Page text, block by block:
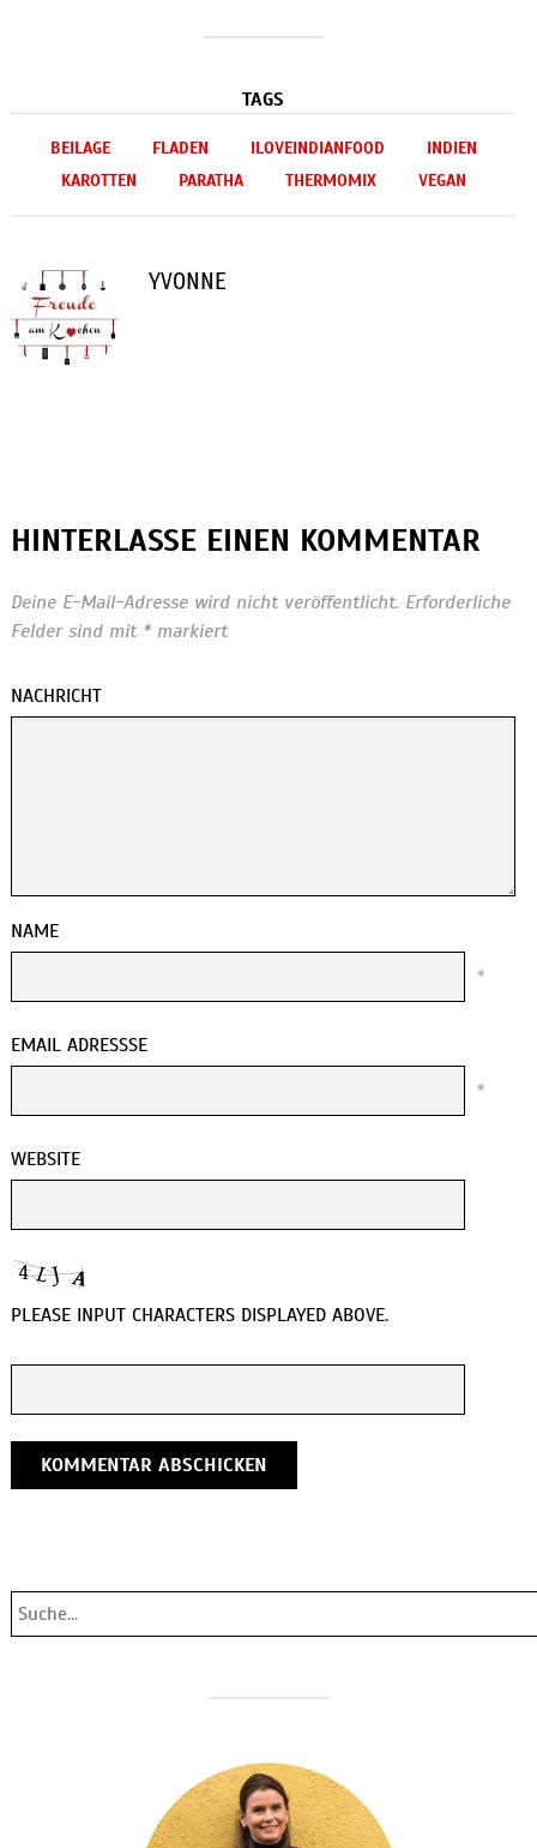
TAGS
BEILAGE FLADEN ILOVEINDIANFOOD
INDIEN
KAROTTEN
PARATHA THERMOMIX VEGAN
YVONNE
HINTERLASSE EINEN KOMMENTAR
Deine E-Mail-Adresse wird nicht veröffentlicht. Erforderliche
Felder sind mit *markiert
NACHRICHT
NAME
*
EMAIL ADRESSSE
*
WEBSITE
PLEASE INPUT CHARACTERS DISPLAYED ABOVE.